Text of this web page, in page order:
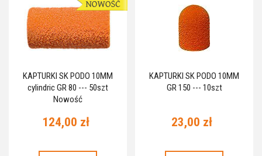
KAPTURKI SK PODO 10MM
cylindric GR 80 --- 50szt
Nowość
124,00 zł
KAPTURKI SK PODO 10MM
GR 150 --- 10szt
23,00 zł